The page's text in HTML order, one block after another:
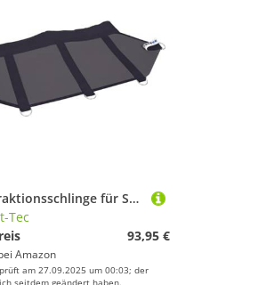
Beckentraktionsschlinge für Schlingentisch, Schlingentischbesteck, 68x30 cm
Tec
93,95 €
Amazon
am 27.09.2025 um 00:03; der
seitdem geändert haben.